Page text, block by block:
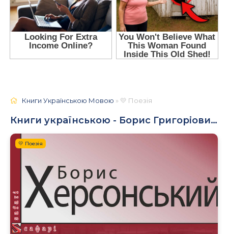
Книги Українською Мовою » 💛 Поезія
Книги українською - Борис Григоріович Херсон
💛 Поезія